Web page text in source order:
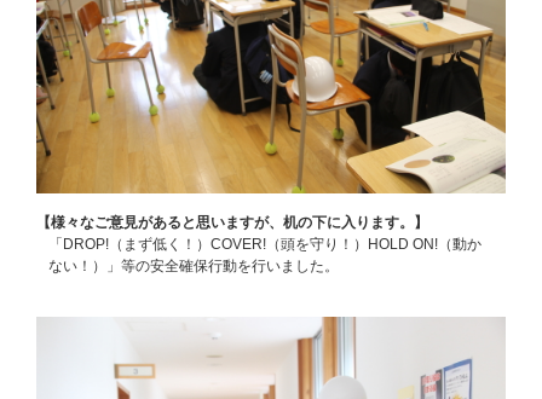
【様々なご意見があると思いますが、机の下に入ります。】
「DROP!（まず低く！）COVER!（頭を守り！）HOLD ON!（動か
ない！）」等の安全確保行動を行いました。